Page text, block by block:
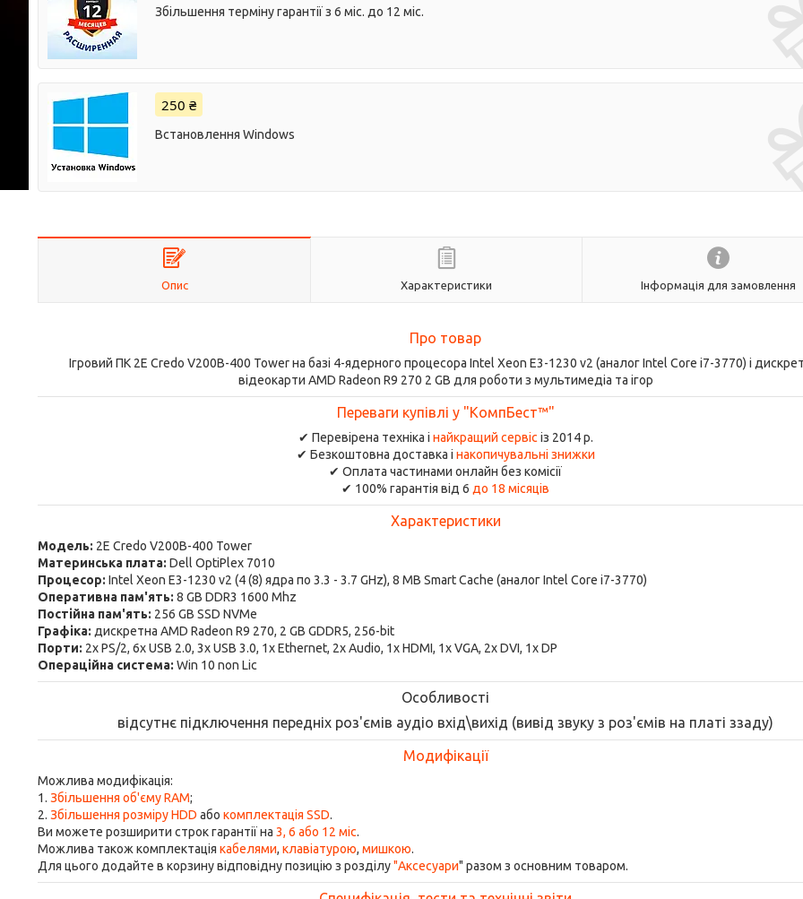
Збільшення терміну гарантії з 6 міс. до 12 міс.
250 ₴
Встановлення Windows
Опис Характеристики Інформація для замовлення
Про товар
Ігровий ПК 2E Credo V200B-400 Tower на базі 4-ядерного процесора Intel Xeon E3-1230 v2 (аналог Intel Core i7-3770) і
відеокарти AMD Radeon R9 270 2 GB для роботи з мультимедіа та ігор
Переваги купівлі у "КомпБест™"
✔ Перевірена техніка і найкращий сервіс із 2014 р.
✔ Безкоштовна доставка і накопичувальні знижки
✔ Оплата частинами онлайн без комісії
✔ 100% гарантія від 6 до 18 місяців
Характеристики
Модель: 2E Credo V200B-400 Tower
Материнська плата: Dell OptiPlex 7010
Процесор: Intel Xeon E3-1230 v2 (4 (8) ядра по 3.3 - 3.7 GHz), 8 MB Smart Cache (аналог Intel Core i7-3770)
Оперативна пам'ять: 8 GB DDR3 1600 Mhz
Постійна пам'ять: 256 GB SSD NVMe
Графіка: дискретна AMD Radeon R9 270, 2 GB GDDR5, 256-bit
Порти: 2x PS/2, 6x USB 2.0, 3x USB 3.0, 1x Ethernet, 2x Audio, 1x HDMI, 1x VGA, 2x DVI, 1x DP
Операційна система: Win 10 non Lic
Особливості
відсутнє підключення передніх роз'ємів аудіо вхід\вихід (вивід звуку з роз'ємів на платі ззаду)
Модифікації
Можлива модифікація:
1. Збільшення об'єму RAM;
2. Збільшення розміру HDD або комплектація SSD.
Ви можете розширити строк гарантії на 3, 6 або 12 міс.
Можлива також комплектація кабелями, клавіатурою, мишкою.
Для цього додайте в корзину відповідну позицію з розділу"Аксесуари" разом з основним товаром.